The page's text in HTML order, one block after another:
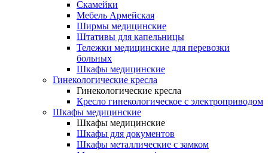
Скамейки
Мебель Армейская
Ширмы медицинские
Штативы для капельницы
Тележки медицинские для перевозки
больных
Шкафы медицинские
Гинекологические кресла
Гинекологические кресла
Кресло гинекологическое с электроприводом
Шкафы медицинские
Шкафы медицинские
Шкафы для документов
Шкафы металлические с замком